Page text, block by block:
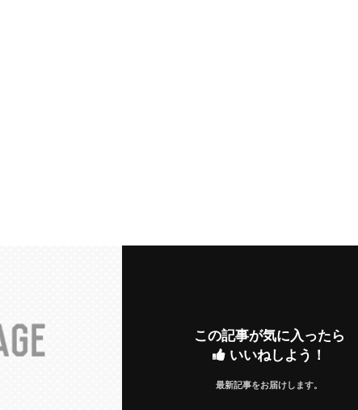
この記事が気に入ったら
いいねしよう！
最新記事をお届けします。